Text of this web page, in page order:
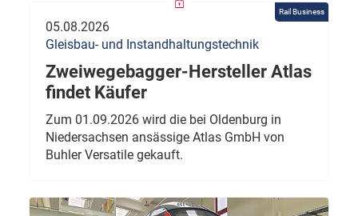
Rail Business
05.08.2026
Gleisbau- und Instandhaltungstechnik
Zweiwegebagger-Hersteller Atlas
findet Käufer
Zum 01.09.2026 wird die bei Oldenburg in
Niedersachsen ansässige Atlas GmbH von
Buhler Versatile gekauft.